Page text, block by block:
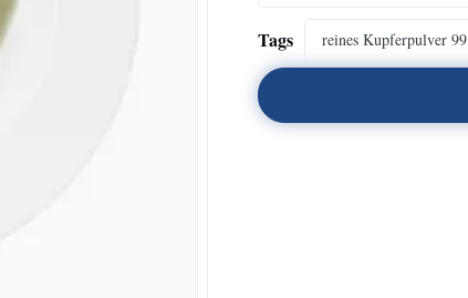
Tags reines Kupferpulver 99